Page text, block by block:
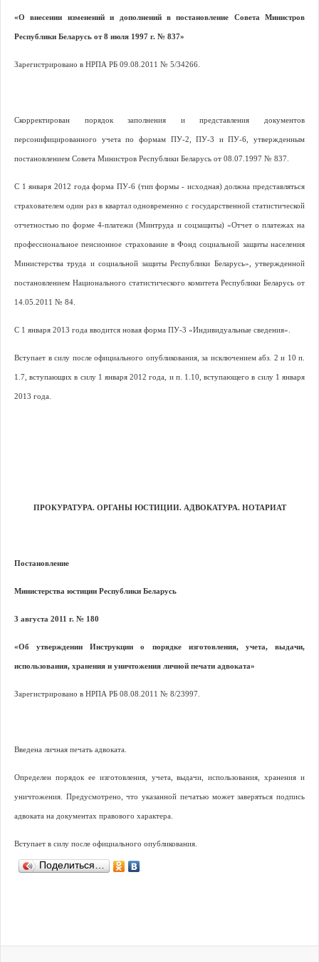
«О внесении изменений и дополнений в постановление Совета Министров
Республики Беларусь от 8 июля 1997 г. № 837»
Зарегистрировано в НРПА РБ 09.08.2011 № 5/34266.
Скорректирован порядок заполнения и представления документов
персонифицированного учета по формам ПУ-2, ПУ-3 и ПУ-6, утвержденным
постановлением Совета Министров Республики Беларусь от 08.07.1997 № 837.
С 1 января 2012 года форма ПУ-6 (тип формы - исходная) должна представляться
страхователем один раз в квартал одновременно с государственной статистической
отчетностью по форме 4-платежи (Минтруда и соцзащиты) «Отчет о платежах на
профессиональное пенсионное страхование в Фонд социальной защиты населения
Министерства труда и социальной защиты Республики Беларусь», утвержденной
постановлением Национального статистического комитета Республики Беларусь от
14.05.2011 № 84.
С 1 января 2013 года вводится новая форма ПУ-3 «Индивидуальные сведения».
Вступает в силу после официального опубликования, за исключением абз. 2 и 10 п.
1.7, вступающих в силу 1 января 2012 года, и п. 1.10, вступающего в силу 1 января
2013 года.
ПРОКУРАТУРА. ОРГАНЫ ЮСТИЦИИ. АДВОКАТУРА. НОТАРИАТ
Постановление
Министерства юстиции Республики Беларусь
3 августа 2011 г. № 180
«Об утверждении Инструкции о порядке изготовления, учета, выдачи,
использования, хранения и уничтожения личной печати адвоката»
Зарегистрировано в НРПА РБ 08.08.2011 № 8/23997.
Введена личная печать адвоката.
Определен порядок ее изготовления, учета, выдачи, использования, хранения и
уничтожения. Предусмотрено, что указанной печатью может заверяться подпись
адвоката на документах правового характера.
Вступает в силу после официального опубликования.
Поделиться…